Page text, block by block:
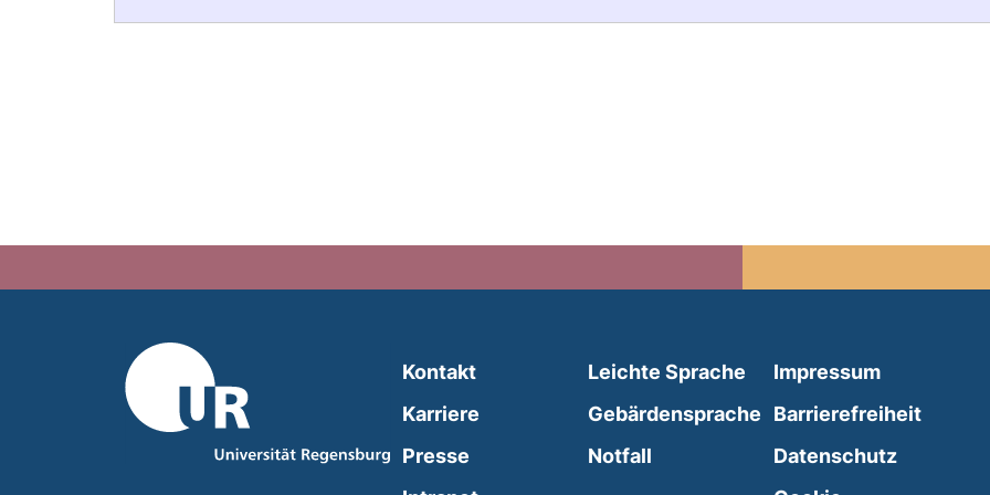
Kontakt
Karriere
Presse
Leichte Sprache (external link, opens in a
Gebärdensprache (external link, opens in
Notfall (external link, opens in a new
Impressum
Barrierefreiheit
Datenschutz